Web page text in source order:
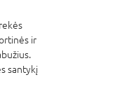
ir
santykį